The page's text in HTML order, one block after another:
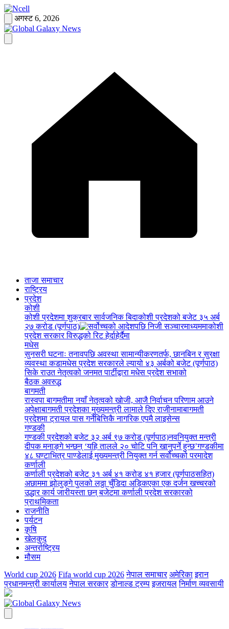
Skip
to
content
अगस्ट 6, 2026
ताजा समाचार
राष्ट्रिय
प्रदेश
कोशी
कोशी प्रदेशमा शुक्रबार सार्वजनिक बिदाकोशी प्रदेशको बजेट ३५ अर्ब
२७ करोड (पूर्णपाठ)
कोशी
प्रदेश सरकार विरुद्धको रिट हेर्दाहेर्दैमा
मधेस
सुनसरी घटनाः तनावपछि अवस्था सामान्यीकरणतर्फ, छानबिन र सुरक्षा
व्यवस्था कडामधेस प्रदेश सरकारले ल्यायो ४३ अर्बको बजेट (पूर्णपाठ)
सिके राउत नेतृत्वको जनमत पार्टीद्वारा मधेस प्रदेश सभाको
बैठक अवरुद्ध
बागमती
रास्वपा बागमतीमा नयाँ नेतृत्वको खोजी, आजै निर्वाचन परिणाम आउने
अपेक्षाबागमती प्रदेशका मुख्यमन्त्री लामाले दिए राजीनामाबागमती
प्रदेशमा ट्रायल पास गर्नेबित्तिकै नागरिक एपमै लाइसेन्स
गण्डकी
गण्डकी प्रदेशको बजेट ३२ अर्ब ९७ करोड (पूर्णपाठ)नवनियुक्त मन्त्री
दीपक मनाङ्गे भन्छन् ‘यहि तालले २० चोटि पनि खानुपर्ने हुन्छ’गण्डकीमा
४८ घण्टाभित्र पाण्डेलाई मुख्यमन्त्री नियुक्त गर्न सर्वोच्चको परमादेश
कर्णाली
कर्णाली प्रदेशको बजेट ३१ अर्ब ४१ करोड ४१ हजार (पूर्णपाठसहित)
अछाममा झोलुङ्गे पुलको लठ्ठा चुँडिदा अड्किएका एक दर्जन खच्चरको
उद्धार कार्य जारीयस्ता छन् बजेटमा कर्णाली प्रदेश सरकारको
प्राथमिकता
राजनीति
पर्यटन
कृषि
खेलकुद
अन्तर्राष्ट्रिय
मौसम
World cup 2026 Fifa world cup 2026 नेपाल समाचार अमेरिका इरान
प्रधानमन्त्री कार्यालय नेपाल सरकार डोनाल्ड ट्रम्प इजरायल निर्माण व्यवसायी